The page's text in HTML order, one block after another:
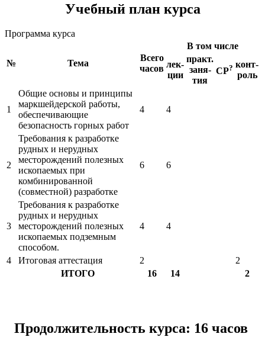
Учебный план курса
Программа курса
№ Тема
Всего
часов
В том числе
лек-
ции
практ.
заня-
тия
СР? конт-
роль
1
Общие основы и принципы
маркшейдерской работы,
обеспечивающие
безопасность горных работ
4 4
2
Требования к разработке
рудных и нерудных
месторождений полезных
ископаемых при
комбинированной
(совместной) разработке
6 6
3
Требования к разработке
рудных и нерудных
месторождений полезных
ископаемых подземным
способом.
4 4
4 Итоговая аттестация 2
2
ИТОГО
16 14 2
Продолжительность курса: 16 часов